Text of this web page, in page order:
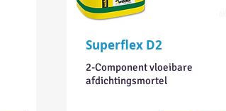
Superflex D2
2-Component vloeibare
afdichtingsmortel